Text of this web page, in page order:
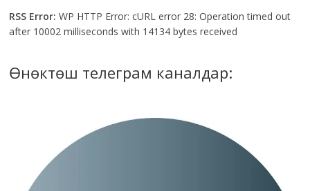
RSS Error: WP HTTP Error: cURL error 28: Operation timed out
after 10002 milliseconds with 14134 bytes received
Өнөктөш телеграм каналдар: